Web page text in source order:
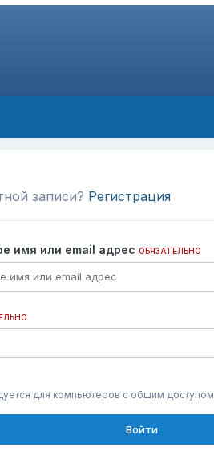
записи? Регистрация
имя или email адрес ОБЯЗАТЕЛЬНО
для компьютеров с общим доступом
Войти